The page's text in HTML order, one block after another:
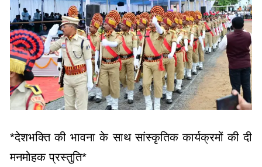
*देशभक्ति की भावना के साथ सांस्कृतिक कार्यक्रमों की दी
स्वतंत्रता दिवस समारोह में स्कूली छात्र-छात्राओं ने
देशभक्ति की भावना और बस्तर की संस्कृति को प्रदर्शित